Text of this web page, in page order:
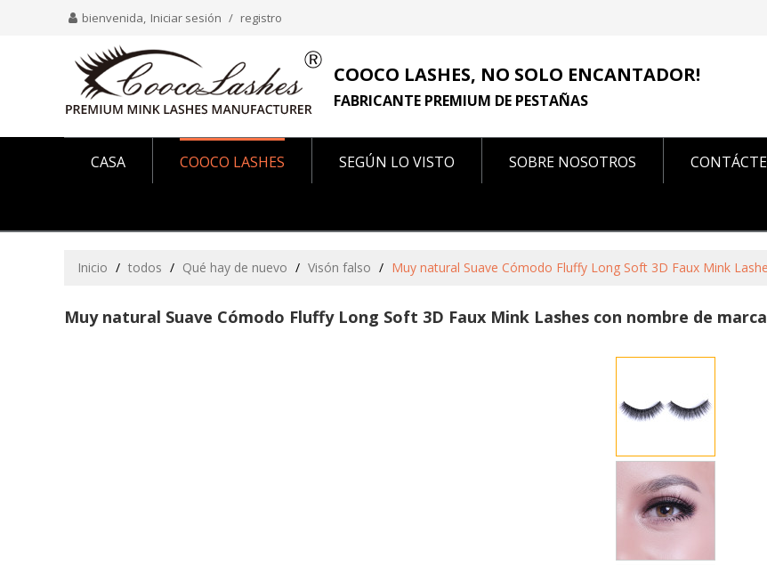
bienvenida, Iniciar sesión / registro
COOCO LASHES, NO SOLO ENCANTADOR!
FABRICANTE PREMIUM DE PESTAÑAS
CASA COOCO LASHES SEGÚN LO VISTO SOBRE NOSOTROS
Inicio / todos / Qué hay de nuevo / Visón falso / Muy natural Suave Cómodo Fluffy Long Soft 3D Faux Mink
Muy natural Suave Cómodo Fluffy Long Soft 3D Faux Mink Lashes con nombre de marca